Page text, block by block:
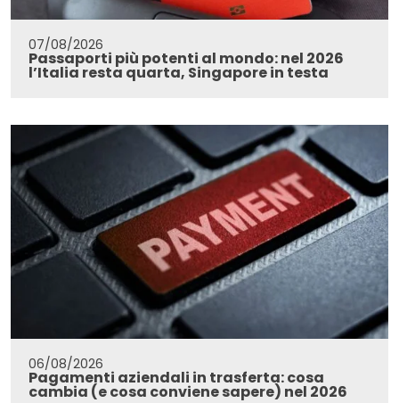
07/08/2026
Passaporti più potenti al mondo: nel 2026
l’Italia resta quarta, Singapore in testa
06/08/2026
Pagamenti aziendali in trasferta: cosa
cambia (e cosa conviene sapere) nel 2026